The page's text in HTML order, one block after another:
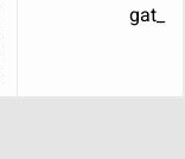
_gat